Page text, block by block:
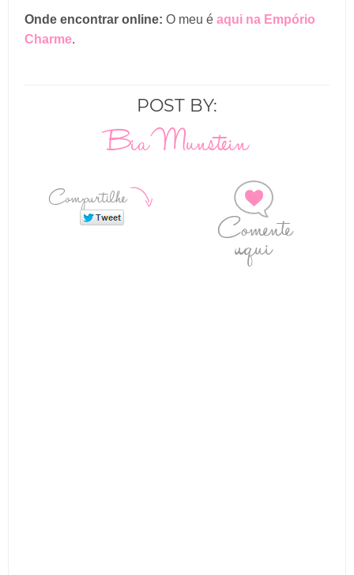
Onde encontrar online: O meu é aqui na Empório
Charme.
POST BY:
Bia Munstein
Compartilhe
Comente
aqui